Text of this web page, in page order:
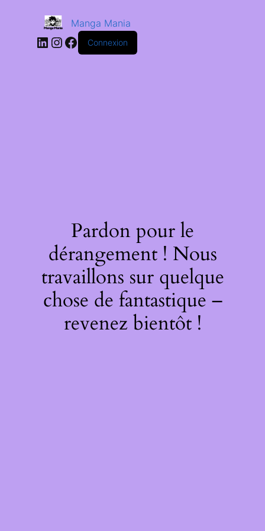
Manga Mania
Connexion
Pardon pour le
dérangement ! Nous
travaillons sur quelque
chose de fantastique –
revenez bientôt !